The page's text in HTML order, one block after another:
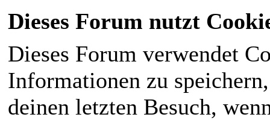
Dieses Forum nutzt
Dieses Forum verwendet
Informationen zu
deinen letzten Besuch,